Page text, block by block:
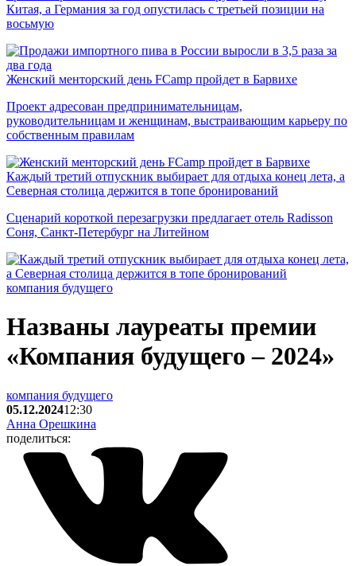
Китая, а Германия за год опустилась с третьей позиции на
восьмую
Женский менторский день FCamp пройдет в Барвихе
Проект адресован предпринимательницам,
руководительницам и женщинам, выстраивающим карьеру по
собственным правилам
Каждый третий отпускник выбирает для отдыха конец лета, а
Северная столица держится в топе бронирований
Сценарий короткой перезагрузки предлагает отель Radisson
Соня, Санкт-Петербург на Литейном
компания будущего
Названы лауреаты премии
«Компания будущего – 2024»
компания будущего
05.12.202412:30
Анна Орешкина
поделиться: